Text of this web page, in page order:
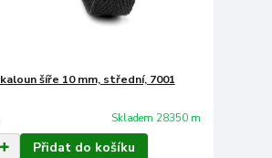
šíře 10 mm, střední, 7001
Skladem 28350 m
Přidat do košíku